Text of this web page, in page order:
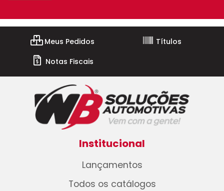
Meus Pedidos
Títulos
Notas Fiscais
Institucional
Lançamentos
Todos os catálogos